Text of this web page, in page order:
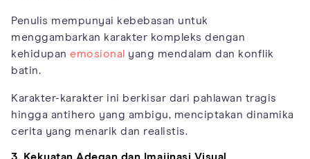
Penulis mempunyai kebebasan untuk
menggambarkan karakter kompleks dengan
kehidupan emosional
yang mendalam dan konflik
batin.
Karakter-karakter ini berkisar dari pahlawan tragis
hingga antihero yang ambigu, menciptakan dinamika
cerita yang menarik dan realistis.